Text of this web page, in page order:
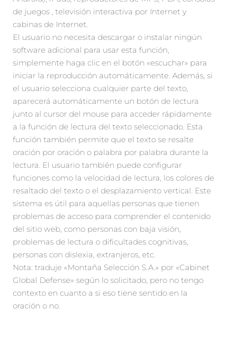
de juegos , televisión interactiva por Internet y
cabinas de Internet.
El usuario no necesita descargar o instalar ningún
software adicional para usar esta función,
simplemente haga clic en el botón «escuchar» para
iniciar la reproducción automáticamente. Además, si
el usuario selecciona cualquier parte del texto,
aparecerá automáticamente un botón de lectura
junto al cursor del mouse para acceder rápidamente
a la función de lectura del texto seleccionado. Esta
función también permite que el texto se resalte
oración por oración o palabra por palabra durante la
lectura. El usuario también puede configurar
funciones como la velocidad de lectura, los colores de
resaltado del texto o el desplazamiento vertical. Este
sistema es útil para aquellas personas que tienen
problemas de acceso para comprender el contenido
del sitio web, como personas con baja visión,
problemas de lectura o dificultades cognitivas,
personas con dislexia, extranjeros, etc.
Nota: traduje «Montaña Selección S.A.» por «Cabinet
Global Defense» según lo solicitado, pero no tengo
contexto en cuanto a si eso tiene sentido en la
oración o no.